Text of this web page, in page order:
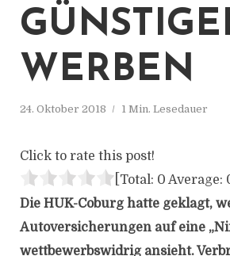
WERBEN
24. Oktober 2018 1 Min. Lesedauer
Click to rate this post!
[Total: 0 Average:
Die HUK-Coburg hatte geklagt,
Autoversicherungen auf eine
wettbewerbswidrig ansieht.